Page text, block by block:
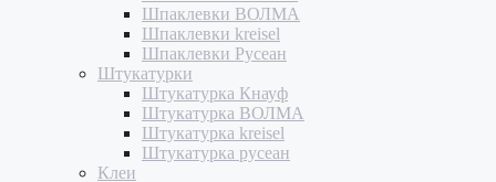
Шпаклевки ВОЛМА
Шпаклевки kreisel
Шпаклевки Русеан
Штукатурки
Штукатурка Кнауф
Штукатурка ВОЛМА
Штукатурка kreisel
Штукатурка русеан
Клеи